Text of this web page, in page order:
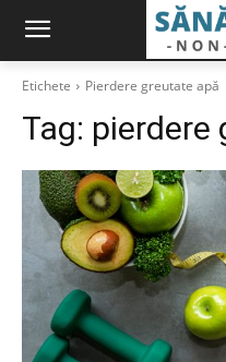
Etichete Pierdere greutate apă
Tag: pierdere